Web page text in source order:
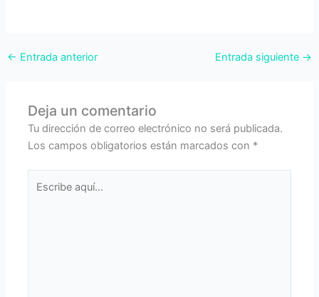
← Entrada anterior Entrada siguiente →
Deja un comentario
Tu dirección de correo electrónico no será publicada.
Los campos obligatorios están marcados con *
aquí...